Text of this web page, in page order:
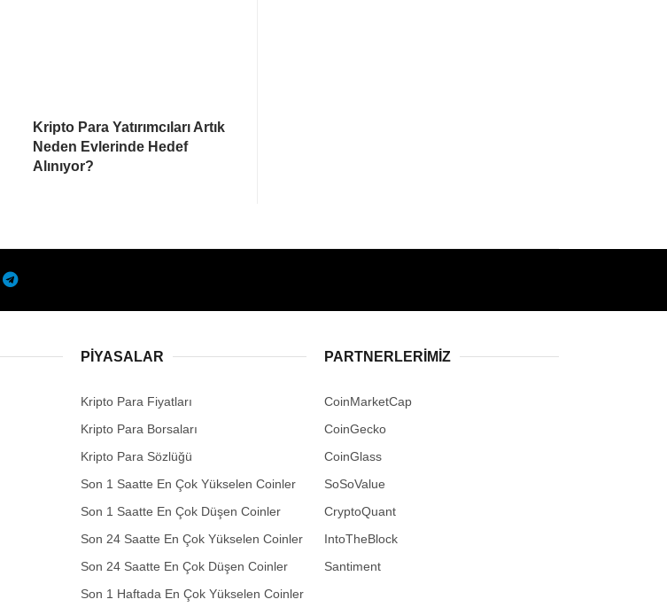
Kripto Para Yatırımcıları Artık
Neden Evlerinde Hedef
Alınıyor?
PIYASALAR
Kripto Para Fiyatları
Kripto Para Borsaları
Kripto Para Sözlüğü
Son 1 Saatte En Çok Yükselen Coinler
Son 1 Saatte En Çok Düşen Coinler
Son 24 Saatte En Çok Yükselen Coinler
Son 24 Saatte En Çok Düşen Coinler
Son 1 Haftada En Çok Yükselen Coinler
PARTNERLERIMIZ
CoinMarketCap
CoinGecko
CoinGlass
SoSoValue
CryptoQuant
IntoTheBlock
Santiment